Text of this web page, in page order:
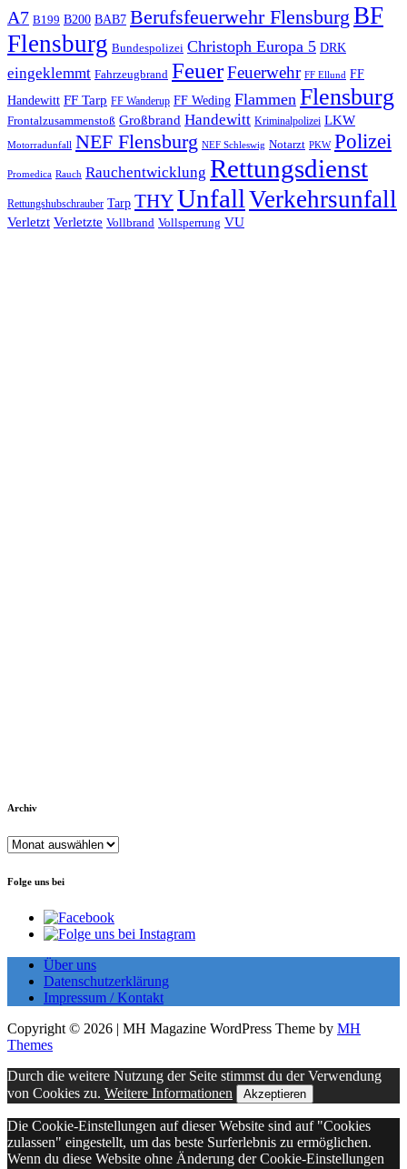
A7 B199 B200 BAB7 Berufsfeuerwehr Flensburg BF
Flensburg Bundespolizei Christoph Europa 5 DRK
eingeklemmt Fahrzeugbrand FeuerFeuerwehr FF Ellund FF
Handewitt FF Tarp FF Wanderup FF Weding Flammen Flensburg
Frontalzusammenstoß Großbrand Handewitt Kriminalpolizei LKW
Motorradunfall NEF Flensburg NEF Schleswig Notarzt PKW Polizei
Promedica Rauch Rauchentwicklung Rettungsdienst
Rettungshubschrauber Tarp THYUnfall Verkehrsunfall
Verletzt Verletzte Vollbrand Vollsperrung VU
Archiv
Archiv
Folge uns bei
Über uns
Datenschutzerklärung
Impressum / Kontakt
Copyright © 2026 | MH Magazine WordPress Theme by MH
Themes
Durch die weitere Nutzung der Seite stimmst du der Verwendung
von Cookies zu. Weitere Informationen Akzeptieren
Die Cookie-Einstellungen auf dieser Website sind auf "Cookies
zulassen" eingestellt, um das beste Surferlebnis zu ermöglichen.
Wenn du diese Website ohne Änderung der Cookie-Einstellungen